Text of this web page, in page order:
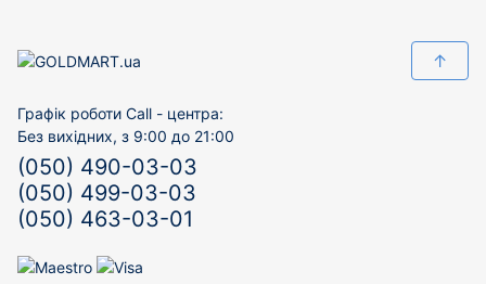
↑
Графік роботи Call - центра:
Без вихідних, з 9:00 до 21:00
(050) 490-03-03
(050) 499-03-03
(050) 463-03-01